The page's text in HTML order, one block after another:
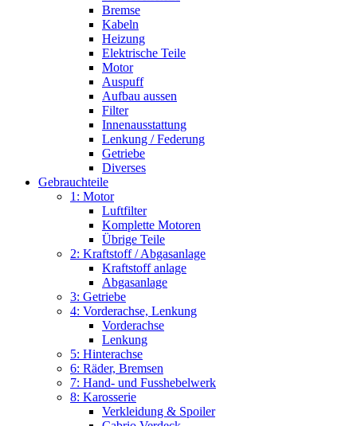
Bremse
Kabeln
Heizung
Elektrische Teile
Motor
Auspuff
Aufbau aussen
Filter
Innenausstattung
Lenkung / Federung
Getriebe
Diverses
Gebrauchteile
1: Motor
Luftfilter
Komplette Motoren
Übrige Teile
2: Kraftstoff / Abgasanlage
Kraftstoff anlage
Abgasanlage
3: Getriebe
4: Vorderachse, Lenkung
Vorderachse
Lenkung
5: Hinterachse
6: Räder, Bremsen
7: Hand- und Fusshebelwerk
8: Karosserie
Verkleidung & Spoiler